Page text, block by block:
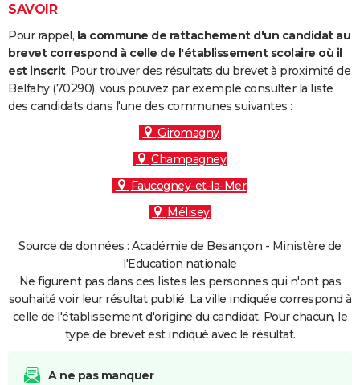
S'inscrire
Se connecter
Lycées
Collèges
Primaires
Universités
Entreprises
Service militaire
Avis de recherche
AVIS DE DÉCÈS
FORUM
SAVOIR
Pour rappel, la commune de rattachement d'un candidat au
brevet correspond à celle de l'établissement scolaire où il
est inscrit. Pour trouver des résultats du brevet à proximité de
Belfahy (70290), vous pouvez par exemple consulter la liste
des candidats dans l'une des communes suivantes :
Giromagny
Champagney
Faucogney-et-la-Mer
Mélisey
Source de données : Académie de Besançon - Ministère de
l'Education nationale
Ne figurent pas dans ces listes les personnes qui n'ont pas
souhaité voir leur résultat publié. La ville indiquée correspond à
celle de l'établissement d'origine du candidat. Pour chacun, le
type de brevet est indiqué avec le résultat.
A ne pas manquer